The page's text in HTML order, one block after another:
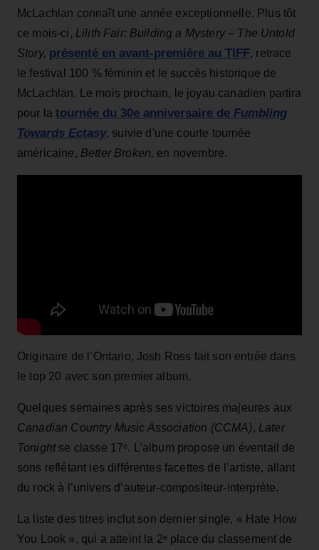
McLachlan connaît une année exceptionnelle. Plus tôt
ce mois-ci, Lilith Fair: Building a Mystery – The Untold
Story, présenté en avant-première au TIFF, retrace
le festival 100 % féminin et le succès historique de
McLachlan. Le mois prochain, le joyau canadien partira
pour latournée du 30e anniversaire deFumbling
Towards Ectasy, suivie d'une courte tournée
américaine, Better Broken, en novembre.
Originaire de l’Ontario, Josh Ross fait son entrée dans
le top 20 avec son premier album.
Quelques semaines après ses victoires majeures aux
Canadian Country Music Association (CCMA), Later
Tonightse classe 17ᵉ. L’album propose un éventail de
sons reflétant les différentes facettes de l’artiste, allant
du rock à l’univers d’auteur-compositeur-interprète.
La liste des titres inclut son dernier single, « Hate How
You Look », qui a atteint la 2ᵉ place du classement de